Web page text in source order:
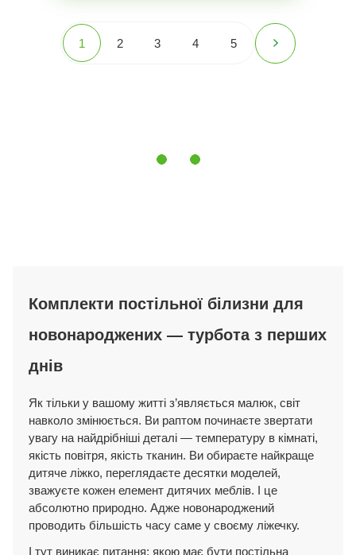
1 2 3 4 5
Комплекти постільної білизни для
новонароджених — турбота з перших
днів
Як тільки у вашому житті з’являється малюк, світ
навколо змінюється. Ви раптом починаєте звертати
увагу на найдрібніші деталі — температуру в кімнаті,
якість повітря, якість тканин. Ви обираєте найкраще
дитяче ліжко, переглядаєте десятки моделей,
зважуєте кожен елемент дитячих меблів. І це
абсолютно природно. Адже новонароджений
проводить більшість часу саме у своєму ліжечку.
І тут виникає питання: якою має бути постільна